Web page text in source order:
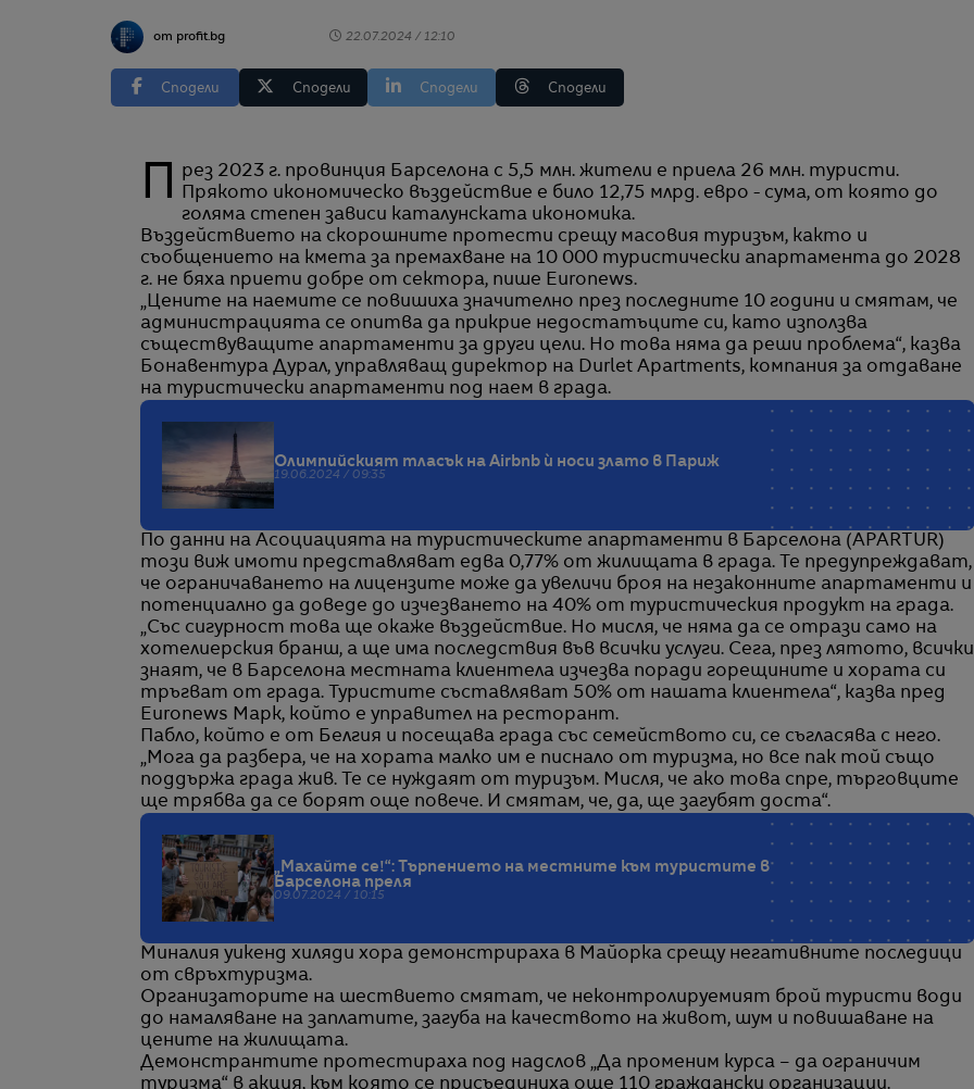
от profit.bg 22.07.2024 / 12:10
Сподели Сподели Сподели Сподели
През 2023 г. провинция Барселона с 5,5 млн. жители е приела 26 млн. туристи.
Прякото икономическо въздействие е било 12,75 млрд. евро - сума, от която до
голяма степен зависи каталунската икономика.
Въздействието на скорошните протести срещу масовия туризъм, както и
съобщението на кмета за премахване на 10 000 туристически апартамента до 2028
г. не бяха приети добре от сектора, пише Euronews.
„Цените на наемите се повишиха значително през последните 10 години и смятам, че
администрацията се опитва да прикрие недостатъците си, като използва
съществуващите апартаменти за други цели. Но това няма да реши проблема“, казва
Бонавентура Дурал, управляващ директор на Durlet Apartments, компания за отдаване
на туристически апартаменти под наем в града.
Олимпийският тласък на Airbnb ѝ носи злато в Париж
19.06.2024 / 09:35
По данни на Асоциацията на туристическите апартаменти в Барселона (APARTUR)
този виж имоти представляват едва 0,77% от жилищата в града. Те предупреждават,
че ограничаването на лицензите може да увеличи броя на незаконните апартаменти и
потенциално да доведе до изчезването на 40% от туристическия продукт на града.
„Със сигурност това ще окаже въздействие. Но мисля, че няма да се отрази само на
хотелиерския бранш, а ще има последствия във всички услуги. Сега, през лятото, всички
знаят, че в Барселона местната клиентела изчезва поради горещините и хората си
тръгват от града. Туристите съставляват 50% от нашата клиентела“, казва пред
Euronews Марк, който е управител на ресторант.
Пабло, който е от Белгия и посещава града със семейството си, се съгласява с него.
„Мога да разбера, че на хората малко им е писнало от туризма, но все пак той също
поддържа града жив. Те се нуждаят от туризъм. Мисля, че ако това спре, търговците
ще трябва да се борят още повече. И смятам, че, да, ще загубят доста“.
„Махайте се!“: Търпението на местните към туристите в
Барселона преля
09.07.2024 / 10:15
Миналия уикенд хиляди хора демонстрираха в Майорка срещу негативните последици
от свръхтуризма.
Организаторите на шествието смятат, че неконтролируемият брой туристи води
до намаляване на заплатите, загуба на качеството на живот, шум и повишаване на
цените на жилищата.
Демонстрантите протестираха под надслов „Да променим курса – да ограничим
туризма“ в акция, към която се присъединиха още 110 граждански организации.